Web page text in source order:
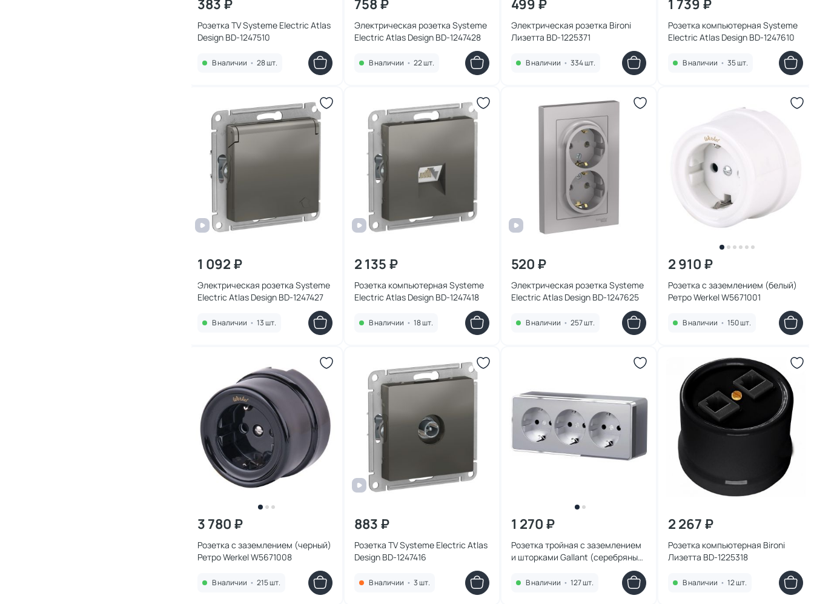
383 ₽
Розетка TV Systeme Electric Atlas
Design BD-1247510
В наличии • 28 шт.
758 ₽
Электрическая розетка Systeme
Electric Atlas Design BD-1247428
В наличии • 22 шт.
499 ₽
Электрическая розетка Bironi
Лизетта BD-1225371
В наличии • 334 шт.
1 739 ₽
Розетка компьютерная Systeme
Electric Atlas Design BD-1247610
В наличии • 35 шт.
1 092 ₽
Электрическая розетка Systeme
Electric Atlas Design BD-1247427
В наличии • 13 шт.
2 135 ₽
Розетка компьютерная Systeme
Electric Atlas Design BD-1247418
В наличии • 18 шт.
520 ₽
Электрическая розетка Systeme
Electric Atlas Design BD-1247625
В наличии • 257 шт.
2 910 ₽
Розетка с заземлением (белый)
Ретро Werkel W5671001
В наличии • 150 шт.
3 780 ₽
Розетка с заземлением (черный)
Ретро Werkel W5671008
В наличии • 215 шт.
883 ₽
Розетка TV Systeme Electric Atlas
Design BD-1247416
В наличии • 3 шт.
1 270 ₽
Розетка тройная с заземлением
и шторками Gallant (серебряный)
В наличии • 127 шт.
2 267 ₽
Розетка компьютерная Bironi
Лизетта BD-1225318
В наличии • 12 шт.